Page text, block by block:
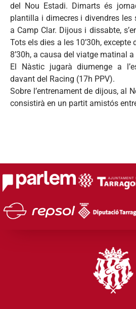
del Nou Estadi. Dimarts és
plantilla i dimecres i divendres les
a Camp Clar. Dijous i dissabte,
Tots els dies a les 10’30h, excepte
8’30h, a causa del viatge matinal a
El Nàstic jugarà diumenge a
davant del Racing (17h PPV).
Sobre l’entrenament de dijous, al
consistirà en un partit amistós